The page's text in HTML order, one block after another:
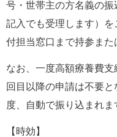
号・世帯主の方名義の
記入でも受理します）
付担当窓口まで持参また
なお、一度高額療養費
回目以降の申請は不要
度、自動で振り込まれま
【時効】